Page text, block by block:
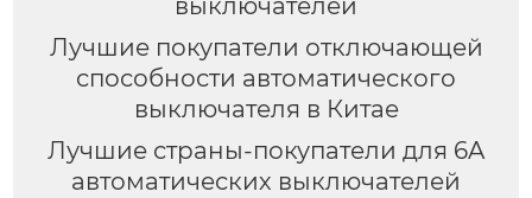
выключателей
Лучшие покупатели отключающей
способности автоматического
выключателя в Китае
Лучшие страны-покупатели для 6A
автоматических выключателей